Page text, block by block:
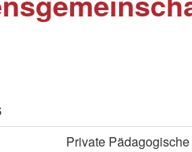
Private